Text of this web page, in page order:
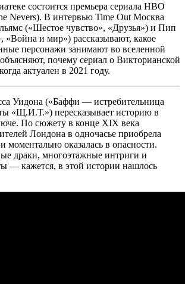
состоится премьера сериала HBO
Nevers). В интервью Time Out Москва
(«Шестое чувство», «Друзья») и Пип
«Война и мир») рассказывают, какое
персонажи занимают во вселенной
почему сериал о Викторианской
актуален в 2021 году.
Уидона («Баффи — истребительница
«Щ.И.Т.») пересказывает историю в
По сюжету в конце XIX века
Лондона в одночасье приобрела
моментально оказалась в опасности.
драки, многоэтажные интриги и
— кажется, в этой истории нашлось